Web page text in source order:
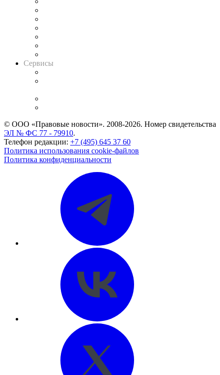
Сервисы
© ООО «Правовые новости». 2008-2026. Номер свидетельства
ЭЛ № ФС 77 - 79910.
Телефон редакции: +7 (495) 645 37 60
Политика использования cookie-файлов
Политика конфиденциальности